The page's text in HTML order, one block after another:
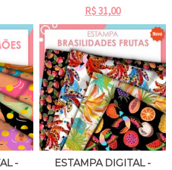
R$31,00
-
ESTAMPA DIGITAL -